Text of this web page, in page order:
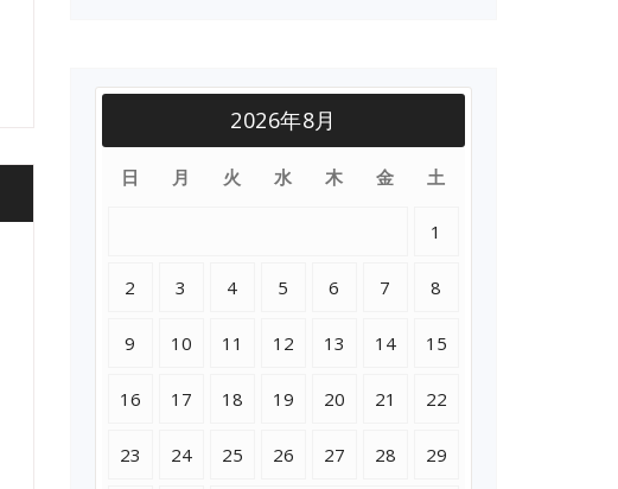
2026年8月
日 月 火 水 木 金 土
1
2 3 4 5 6 7 8
9 10 11 12 13 14 15
16 17 18 19 20 21 22
23 24 25 26 27 28 29